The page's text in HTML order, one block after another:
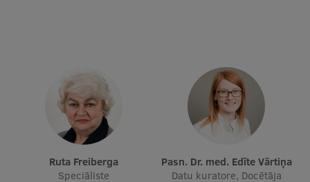
Ruta Freiberga
Speciāliste
Pasn. Dr. med. Edīte Vārtiņa
Datu kuratore, Docētāja